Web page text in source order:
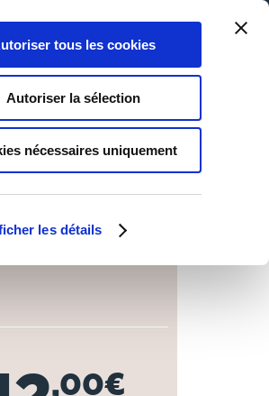
les détails
tous les cookies
Autoriser la sélection
nécessaires uniquement
0
Panier
0
Ma liste
,00€